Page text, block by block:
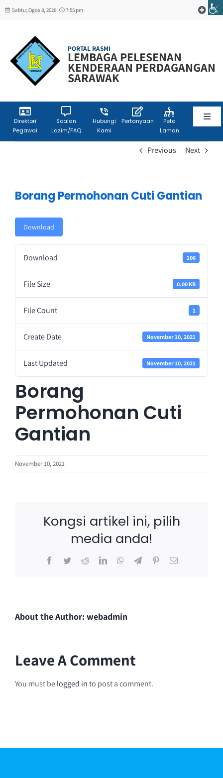
SkipSabtu; Ogos 8, 2026 7:55 pm
Toggle
Web Mail
W3C
PORTAL RASMI
LEMBAGA PELESENAN
KENDERAAN PERDAGANGAN
SARAWAK
Direktori
Pegawai
Soalan
Lazim/FAQ
Hubungi
Kami
Pertanyaan
Peta
Laman
Laman Utama
Perolehan
Warga LPKP
Maklum balas
Previous Next
Borang Permohonan Cuti Gantian
Download
Download 106
File Size 0.00 KB
File Count 1
Create Date November 10, 2021
Last Updated November 10, 2021
Borang
Permohonan Cuti
Gantian
November 10, 2021
Kongsi artikel ini, pilih
media anda!
Facebook
TwitterRedditLinkedInWhatsApp
TelegramPinterestEmail
About the Author: webadmin
Leave A Comment
You must belogged into post a comment.